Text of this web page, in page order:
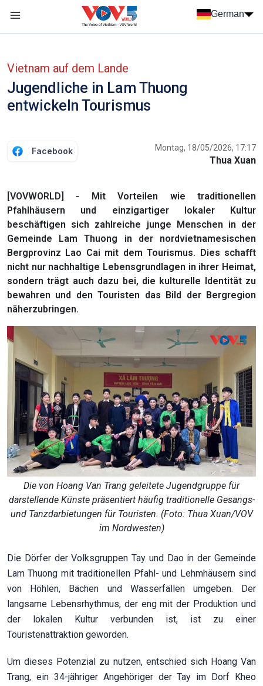
German
Vietnam auf dem Lande
Jugendliche in Lam Thuong
entwickeln Tourismus
Facebook Montag, 18/05/2026, 17:17
Thua Xuan
[VOVWORLD] - Mit Vorteilen wie traditionellen
Pfahlhäusern und einzigartiger lokaler Kultur
beschäftigen sich zahlreiche junge Menschen in der
Gemeinde Lam Thuong in der nordvietnamesischen
Bergprovinz Lao Cai mit dem Tourismus. Dies schafft
nicht nur nachhaltige Lebensgrundlagen in ihrer Heimat,
sondern trägt auch dazu bei, die kulturelle Identität zu
bewahren und den Touristen das Bild der Bergregion
näherzubringen.
Die von Hoang Van Trang geleitete Jugendgruppe für
darstellende Künste präsentiert häufig traditionelle Gesangs-
und Tanzdarbietungen für Touristen. (Foto: Thua Xuan/VOV
im Nordwesten)
Die Dörfer der Volksgruppen Tay und Dao in der Gemeinde
Lam Thuong mit traditionellen Pfahl- und Lehmhäusern sind
von Höhlen, Bächen und Wasserfällen umgeben. Der
langsame Lebensrhythmus, der eng mit der Produktion und
der lokalen Kultur verbunden ist, ist zu einer
Touristenattraktion geworden.
Um dieses Potenzial zu nutzen, entschied sich Hoang Van
Trang, ein 34-jähriger Angehöriger der Tay im Dorf Kheo